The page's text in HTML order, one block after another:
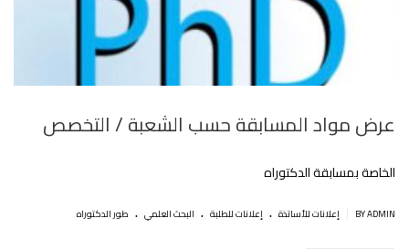
عرض مواد المسابقة حسب الشعبة / التخصص
الخاصة بمسابقة الدكتوراه
BY ADMIN إعلانات للأساتذة . إعلانات للطلبة . البحث العلمي . طور الدكتوراه